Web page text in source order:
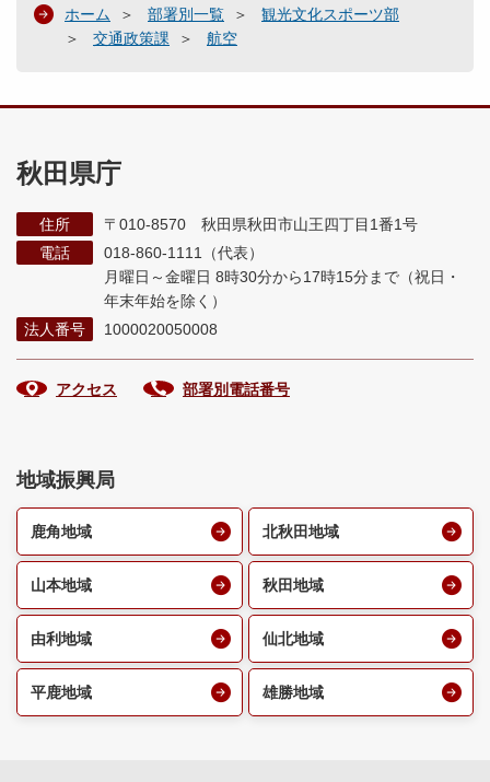
ホーム 部署別一覧
観光文化スポーツ部
交通政策課
航空
秋田県庁
住所
〒010-8570 秋田県秋田市山王四丁目1番1号
電話
018-860-1111（代表）
月曜日～金曜日 8時30分から17時15分まで （祝日・
年末年始を除く）
法人番号
1000020050008
アクセス 部署別電話番号
地域振興局
鹿角地域 北秋田地域
山本地域 秋田地域
由利地域 仙北地域
平鹿地域 雄勝地域